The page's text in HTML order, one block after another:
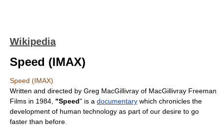
Wikipedia
Speed (IMAX)
Speed (IMAX)
Written and directed by Greg MacGillivray of MacGillivray Freeman
Films in 1984 "Speed" is a documentary which chronicles the
development of human technology as part of our desire to go
faster than before.